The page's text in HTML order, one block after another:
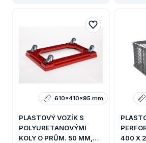
PLASTOVÝ VOZÍK S
POLYURETANOVÝMI
KOLY O PRŮM. 50 MM,
610x410x95 mm
400 X